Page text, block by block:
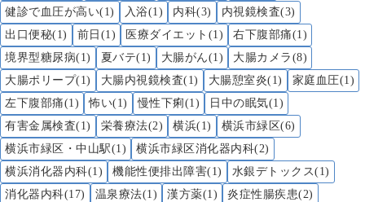
健診で血圧が高い(1)
入浴(1) 内科(3)
内視鏡検査(3)
出口便秘(1)
前日(1) 医療ダイエット(1)
右下腹部痛(1)
境界型糖尿病(1)
夏バテ(1) 大腸がん(1)
大腸カメラ(8)
大腸ポリープ(1)
大腸内視鏡検査(1) 大腸憩室炎(1)
家庭血圧(1)
左下腹部痛(1)
怖い(1) 慢性下痢(1)
日中の眠気(1)
有害金属検査(1)
栄養療法(2) 横浜(1)
横浜市緑区(6)
横浜市緑区・中山駅(1)
横浜市緑区消化器内科(2)
横浜消化器内科(1)
機能性便排出障害(1)
水銀デトックス(1)
消化器内科(17)
温泉療法(1) 漢方薬(1)
炎症性腸疾患(2)